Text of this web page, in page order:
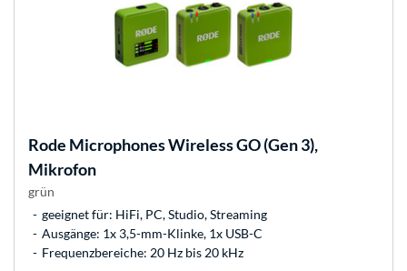
Rode MicrophonesWireless GO (Gen 3),
Mikrofon
grün
geeignet für: HiFi, PC, Studio, Streaming
Ausgänge: 1x 3,5-mm-Klinke, 1x USB-C
Frequenzbereiche: 20 Hz bis 20 kHz